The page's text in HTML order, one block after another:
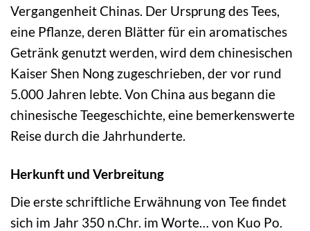
Vergangenheit Chinas. Der Ursprung des Tees,
eine Pflanze, deren Blätter für ein aromatisches
Getränk genutzt werden, wird dem chinesischen
Kaiser Shen Nong zugeschrieben, der vor rund
5.000 Jahren lebte. Von China aus begann die
chinesische Teegeschichte, eine bemerkenswerte
Reise durch die Jahrhunderte.
Herkunft und Verbreitung
Die erste schriftliche Erwähnung von Tee findet
sich im Jahr 350 n.Chr. im Worte… von Kuo Po.